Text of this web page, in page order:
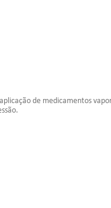
de medicamentos